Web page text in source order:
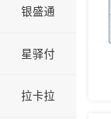
银盛通
星驿付
拉卡拉